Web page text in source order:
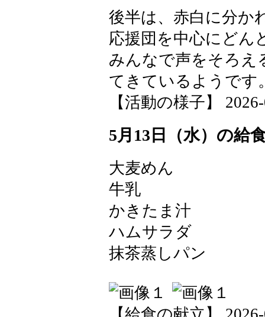
後半は、赤白に分か
応援団を中心にどん
みんなで声をそろえ
てきているようです
【活動の様子】
5月13日（水）の給
大麦めん
牛乳
かきたま汁
ハムサラダ
抹茶蒸しパン